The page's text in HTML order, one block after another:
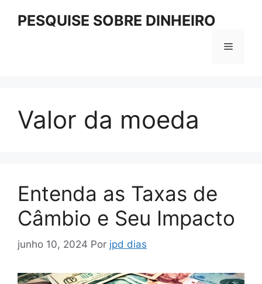
PESQUISE SOBRE DINHEIRO
Menu
Valor da moeda
Entenda as Taxas de
Câmbio e Seu Impacto
junho 10, 2024 Por jpd dias